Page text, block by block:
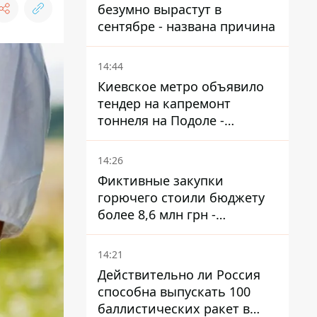
безумно вырастут в
сентябре - названа причина
14:44
Киевское метро объявило
тендер на капремонт
тоннеля на Подоле -
продлится почти два года
14:26
Фиктивные закупки
горючего стоили бюджету
более 8,6 млн грн -
предприятие возместило
убытки
14:21
Действительно ли Россия
способна выпускать 100
баллистических ракет в